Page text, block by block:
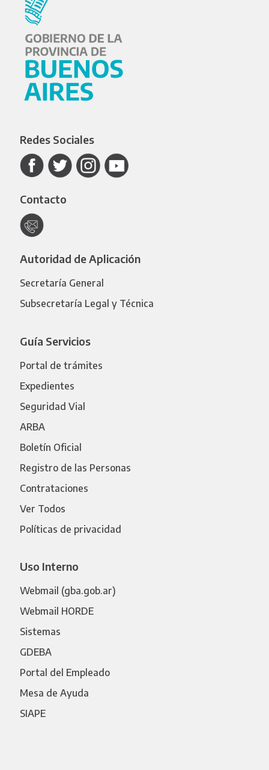
Redes Sociales
Contacto
Autoridad de Aplicación
Secretaría General
Subsecretaría Legal y Técnica
Guía Servicios
Portal de trámites
Expedientes
Seguridad Vial
ARBA
Boletín Oficial
Registro de las Personas
Contrataciones
Ver Todos
Políticas de privacidad
Uso Interno
Webmail (gba.gob.ar)
Webmail HORDE
Sistemas
GDEBA
Portal del Empleado
Mesa de Ayuda
SIAPE